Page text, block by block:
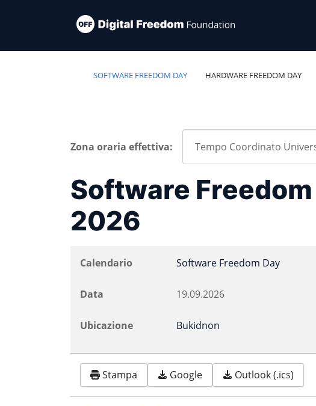
SOFTWARE FREEDOM DAY HARDWARE FREEDOM DAY
Zona oraria effettiva:
Software
2026
Calendario Software Freedom Day
Data 19.09.2026
Ubicazione Bukidnon
Stampa Google Outlook (.ics)